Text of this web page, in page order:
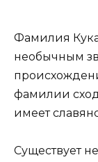
Фамилия
необычным
фамилии
имеет
Существует